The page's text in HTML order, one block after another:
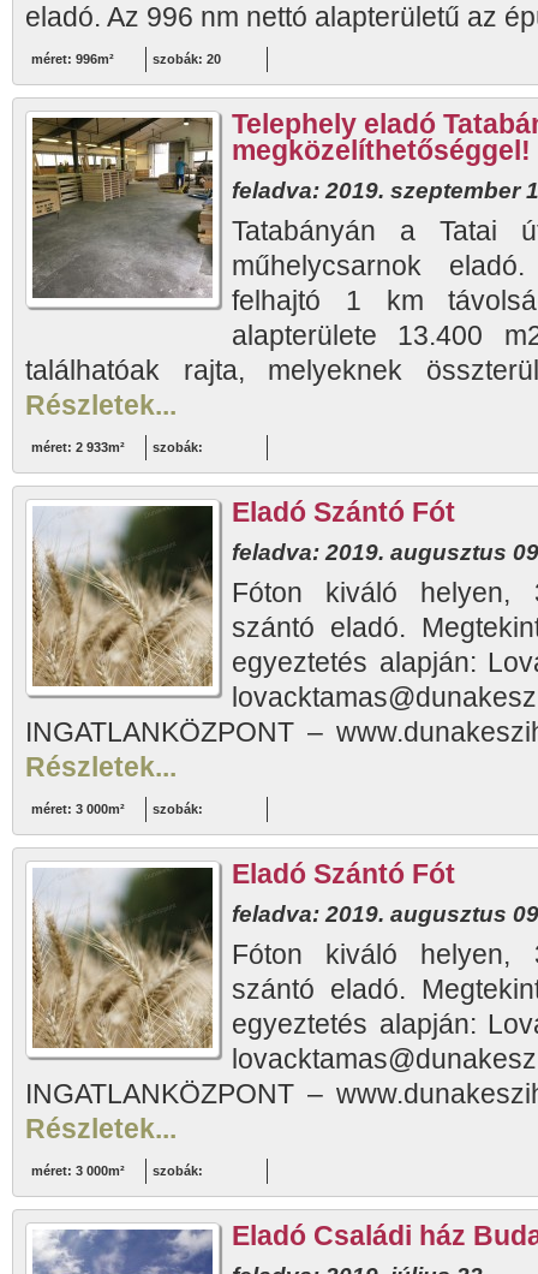
eladó. Az 996 nm nettó alapterületű az
méret: 996m² szobák: 20
Telephely eladó
megközelíthetőséggel!
feladva: 2019. szeptember
Tatabányán a Tatai
műhelycsarnok
felhajtó 1 km
alapterülete 13.400
találhatóak rajta, melyeknek
Részletek...
méret: 2 933m² szobák:
Eladó Szántó Fót
feladva: 2019. augusztus
Fóton kiváló helyen,
szántó eladó.
egyeztetés alapján:
INGATLANKÖZPONT –
Részletek...
méret: 3 000m² szobák:
Eladó Szántó Fót
feladva: 2019. augusztus
Fóton kiváló helyen,
szántó eladó.
egyeztetés alapján:
INGATLANKÖZPONT –
Részletek...
méret: 3 000m² szobák:
Eladó Családi ház